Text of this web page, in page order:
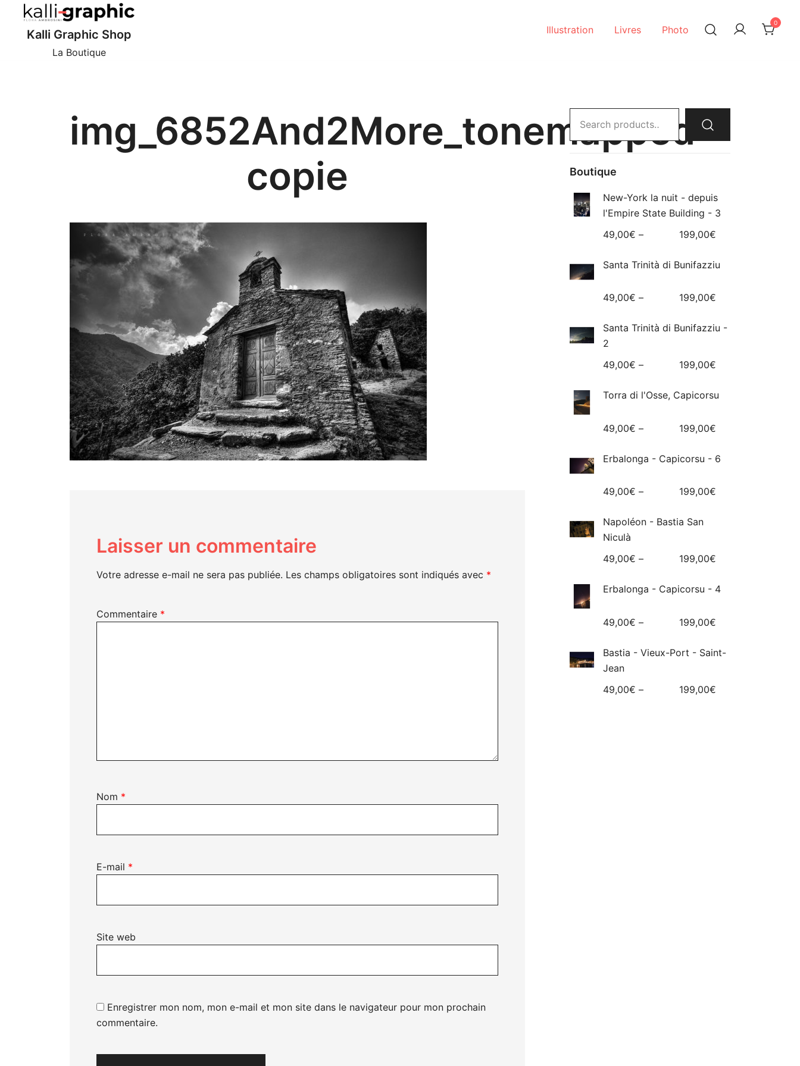
contentKalli Graphic Shop
La Boutique
Illustration Livres Photo
0
img_6852And2More_tonemapped-
copie
Laisser un commentaire
Votre adresse e-mail ne sera pas publiée. Les champs obligatoires sont indiqués avec *
Commentaire *
Nom *
E-mail *
Site web
Enregistrer mon nom, mon e-mail et mon site dans le navigateur pour mon prochain
commentaire.
for:
Boutique
New-York la nuit - depuis
l'Empire State Building - 3
49,00€ – 199,00€
Santa Trinità di Bunifazziu
49,00€ – 199,00€
Santa Trinità di Bunifazziu -
2
49,00€ – 199,00€
Torra di l'Osse, Capicorsu
49,00€ – 199,00€
Erbalonga - Capicorsu - 6
49,00€ – 199,00€
Napoléon - Bastia San
Niculà
49,00€ – 199,00€
Erbalonga - Capicorsu - 4
49,00€ – 199,00€
Bastia - Vieux-Port - Saint-
Jean
49,00€ – 199,00€